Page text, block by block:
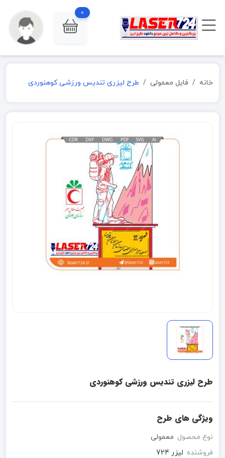
0
خانه فایل معمولی طرح لیزری تندیس ورزشی کوهنوردی
طرح لیزری تندیس ورزشی کوهنوردی
ویژگی های طرح
نوع محصول معمولی
فروشنده لیزر 724